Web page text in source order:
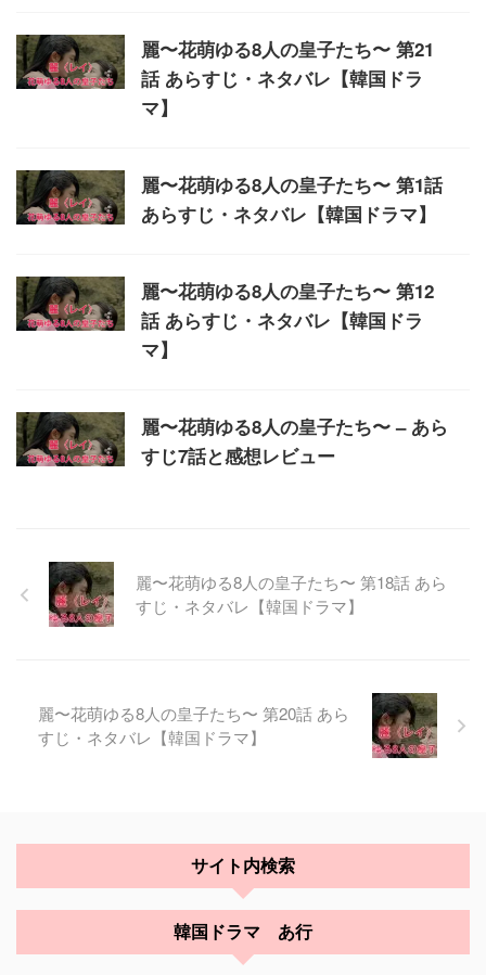
麗〜花萌ゆる8人の皇子たち〜 第21
話 あらすじ・ネタバレ【韓国ドラ
マ】
麗〜花萌ゆる8人の皇子たち〜 第1話
あらすじ・ネタバレ【韓国ドラマ】
麗〜花萌ゆる8人の皇子たち〜 第12
話 あらすじ・ネタバレ【韓国ドラ
マ】
麗〜花萌ゆる8人の皇子たち〜 – あら
すじ7話と感想レビュー
麗〜花萌ゆる8人の皇子たち〜 第18話 あら
すじ・ネタバレ【韓国ドラマ】
麗〜花萌ゆる8人の皇子たち〜 第20話 あら
すじ・ネタバレ【韓国ドラマ】
サイト内検索
韓国ドラマ あ行